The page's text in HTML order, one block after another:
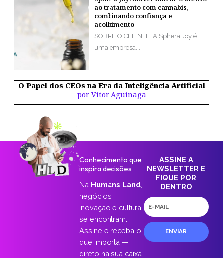
ao tratamento com cannabis,
combinando confiança e
acolhimento
SOBRE O CLIENTE: A Sphera Joy é
uma empresa...
O Papel dos CEOs na Era da Inteligência Artificial
por Vitor Aguinaga
Conhecimento que
inspira decisões
Na Humans Land
negócios,
inovação e cultura
se encontram.
Assine e receba o
que importa —
direto na sua caixa
ASSINE A
NEWSLETTER E
FIQUE POR
DENTRO
E-
mail
ENVIAR